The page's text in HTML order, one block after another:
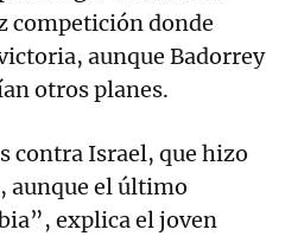
competición donde
aunque Badorrey
otros planes.
contra Israel, que hizo
aunque el último
explica el joven